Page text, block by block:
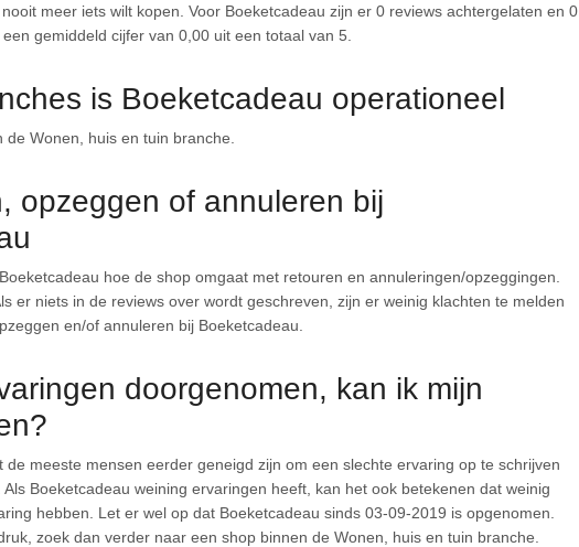
meer iets wilt kopen. Voor Boeketcadeau zijn er 0 reviews achtergelaten en 0
gemiddeld cijfer van 0,00 uit een totaal van 5.
is Boeketcadeau operationeel
Wonen, huis en tuin branche.
opzeggen of annuleren bij
hoe de shop omgaat met retouren en annuleringen/opzeggingen.
er niets in de reviews over wordt geschreven, zijn er weinig klachten te melden
en/of annuleren bij Boeketcadeau.
doorgenomen, kan ik mijn
de meeste mensen eerder geneigd zijn om een slechte ervaring op te schrijven
Boeketcadeau weining ervaringen heeft, kan het ook betekenen dat weinig
hebben. Let er wel op dat Boeketcadeau sinds 03-09-2019 is opgenomen.
zoek dan verder naar een shop binnen de Wonen, huis en tuin branche.